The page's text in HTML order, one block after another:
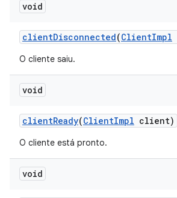
void
clientDisconnected(ClientImpl
O cliente saiu.
void
clientReady(ClientImpl client)
O cliente está pronto.
void